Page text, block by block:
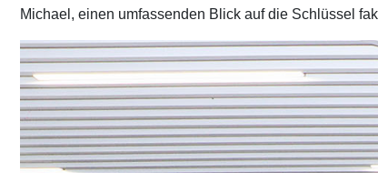
Michael, einen umfassenden Blick auf die Schlüssel